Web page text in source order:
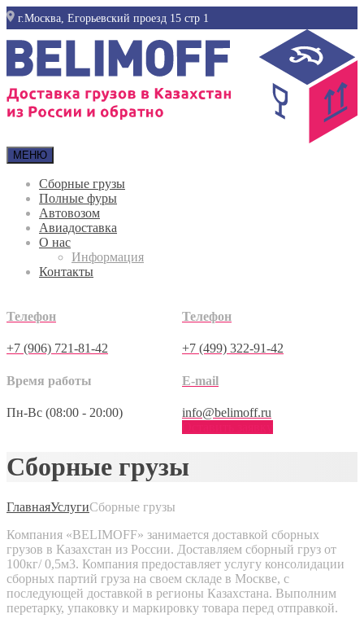
г.Москва, Егорьевский проезд 15 стр 1
МЕНЮ
Сборные грузы
Полные фуры
Автовозом
Авиадоставка
О нас
Информация
Контакты
Телефон
+7 (906) 721-81-42
Телефон
+7 (499) 322-91-42
Время работы
Пн-Вс (08:00 - 20:00)
E-mail
info@belimoff.ru
Сборные грузы
ГлавнаяУслугиСборные грузы
Компания «BELIMOFF» занимается доставкой сборных
грузов в Казахстан из России. Доставляем сборный груз от
100кг/ 0,5м3. Компания предоставляет услугу консолидации
сборных партий груза на своем складе в Москве, с
последующей доставкой в регионы Казахстана. Выполним
перетарку, упаковку и маркировку товара перед отправкой.